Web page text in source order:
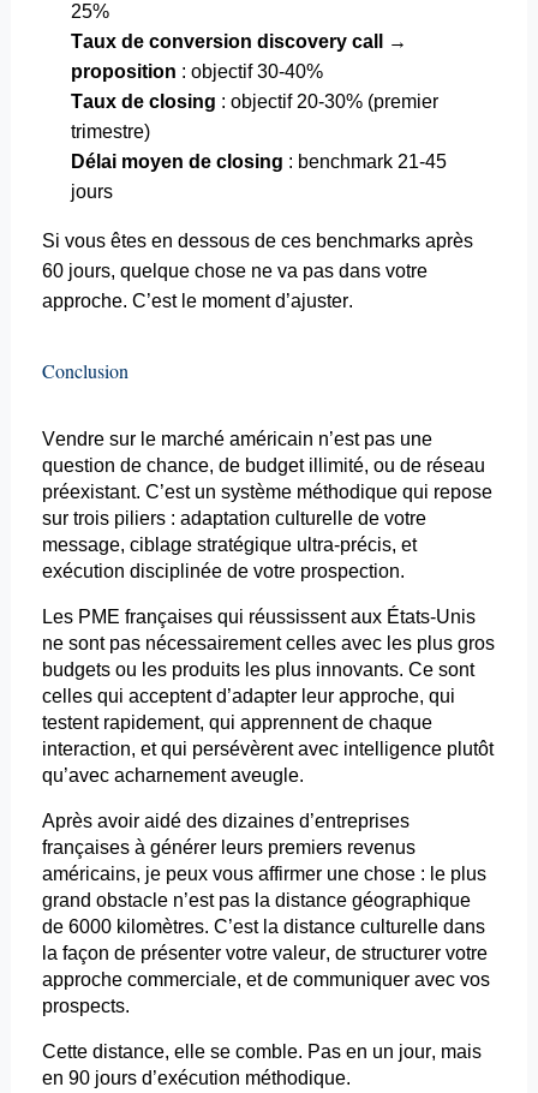
25%
Taux de conversion discoverycall →
proposition : objectif 30-40%
Taux de closing : objectif 20-30% (premier
trimestre)
Délai moyen de closing : benchmark 21-45
jours
Si vous êtes en dessous de ces benchmarks après
60 jours, quelque chose ne va pas dans votre
approche. C’est le moment d’ajuster.
Conclusion
Vendre sur le marché américain n’est pas une
question de chance, de budget illimité, ou de réseau
préexistant. C’est un système méthodique qui repose
sur trois piliers : adaptation culturelle de votre
message, ciblage stratégique ultra-précis, et
exécution disciplinée de votre prospection.
Les PME françaises qui réussissent aux États-Unis
ne sont pas nécessairement celles avec les plus gros
budgets ou les produits les plus innovants. Ce sont
celles qui acceptent d’adapter leur approche, qui
testent rapidement, qui apprennent de chaque
interaction, et qui persévèrent avec intelligence plutôt
qu’avec acharnement aveugle.
Après avoir aidé des dizaines d’entreprises
françaises à générer leurs premiers revenus
américains, je peux vous affirmer une chose : le plus
grand obstacle n’est pas la distance géographique
de 6000 kilomètres. C’est la distance culturelle dans
la façon de présenter votre valeur, de structurer votre
approche commerciale, et de communiquer avec vos
prospects.
Cette distance, elle se comble. Pas en un jour, mais
en 90 jours d’exécution méthodique.